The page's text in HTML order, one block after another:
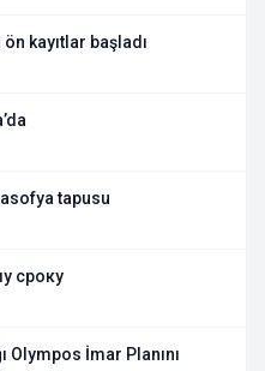
kayıtlar başladı
tapusu
сроку
Olympos İmar Planını